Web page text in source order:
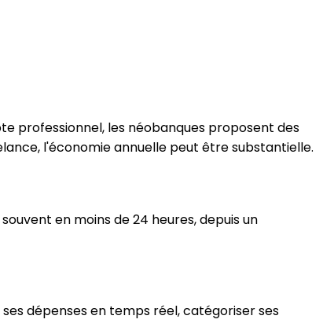
professionnel, les néobanques proposent des
l'économie annuelle peut être substantielle.
en moins de 24 heures, depuis un
dépenses en temps réel, catégoriser ses